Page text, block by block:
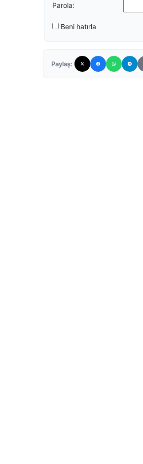
Parola:
Beni hatırla
Paylaş: